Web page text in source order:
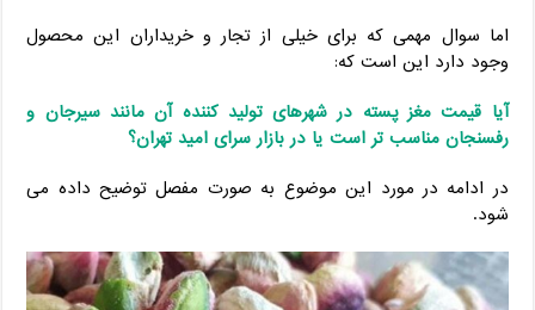
اما سوال مهمی که برای خیلی از تجار و خریداران این محصول
وجود دارد این است که:
آیا قیمت مغز پسته در شهرهای تولید کننده آن مانند سیرجان و
رفسنجان مناسب تر است یا در بازار سرای امید تهران؟
در ادامه در مورد این موضوع به صورت مفصل توضیح داده می
شود.